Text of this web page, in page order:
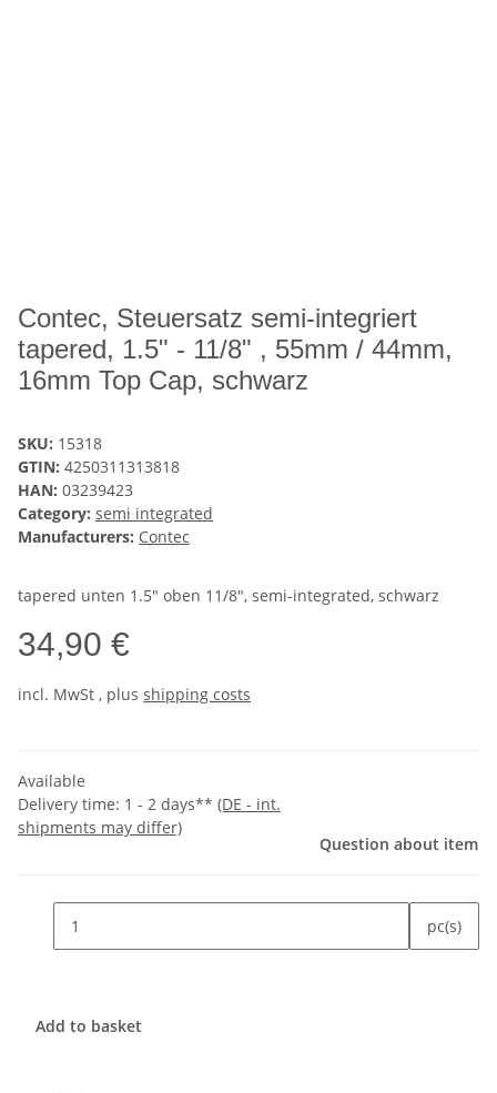
Contec, Steuersatz semi-integriert
tapered, 1.5" - 11/8" , 55mm / 44mm,
16mm Top Cap, schwarz
SKU: 15318
GTIN: 4250311313818
HAN: 03239423
Category: semi integrated
Manufacturers: Contec
tapered unten 1.5" oben 11/8", semi-integrated, schwarz
34,90 €
incl. MwSt , plus shipping costs
Available
Delivery time: 1 - 2 days** (DE - int.
shipments may differ)
Question about item
pc(s)
Add to basket